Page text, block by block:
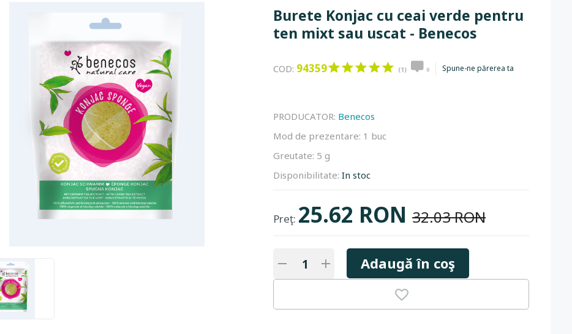
Burete Konjac cu ceai verde pentru
ten mixt sau uscat - Benecos
COD: 94359 (1) 0 Spune-ne părerea ta
PRODUCATOR: Benecos
Mod de prezentare: 1 buc
Greutate: 5 g
Disponibilitate: In stoc
Preţ: 25.62 RON 32.03 RON
Adaugă în coş